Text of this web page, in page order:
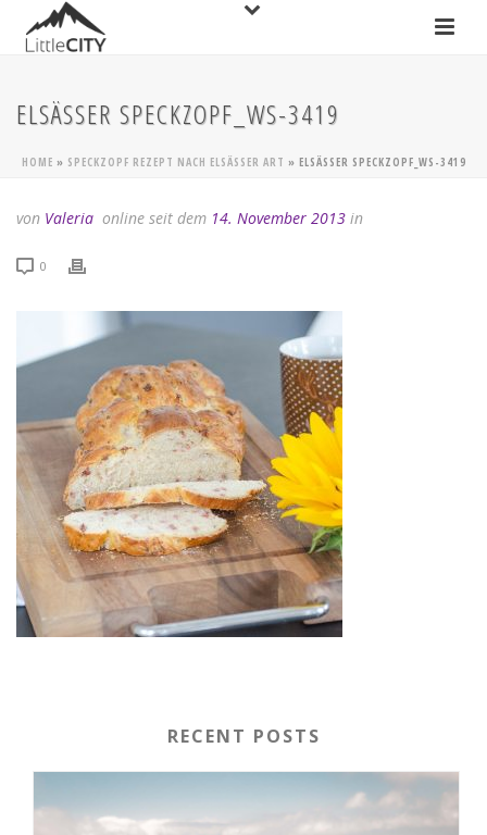
ELSÄSSER SPECKZOPF_WS-3419
HOME » SPECKZOPF REZEPT NACH ELSÄSSER ART » ELSÄSSER SPECKZOPF_WS-3419
von Valeria online seit dem 14. November 2013 in
0
RECENT POSTS